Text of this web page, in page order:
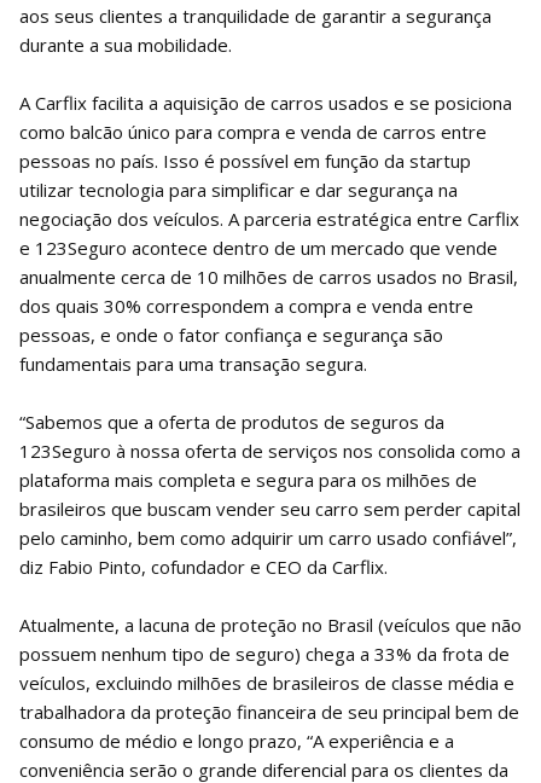
aos seus clientes a tranquilidade de garantir a segurança
durante a sua mobilidade.
A Carflix facilita a aquisição de carros usados ​e se posiciona
como balcão único para compra e venda de carros entre
pessoas no país. Isso é possível em função da startup
utilizar tecnologia para simplificar e dar segurança na
negociação dos veículos. A parceria estratégica entre Carflix
e 123Seguro acontece dentro de um mercado que vende
anualmente cerca de 10 milhões de carros usados ​​no Brasil,
dos quais 30% correspondem a compra e venda entre
pessoas, e onde o fator confiança e segurança são
fundamentais para uma transação segura.
“Sabemos que a oferta de produtos de seguros da
123Seguro à nossa oferta de serviços nos consolida como a
plataforma mais completa e segura para os milhões de
brasileiros que buscam vender seu carro sem perder capital
pelo caminho, bem como adquirir um carro usado confiável”,
diz Fabio Pinto, cofundador e CEO da Carflix.
Atualmente, a lacuna de proteção no Brasil (veículos que não
possuem nenhum tipo de seguro) chega a 33% da frota de
veículos, excluindo milhões de brasileiros de classe média e
trabalhadora da proteção financeira de seu principal bem de
consumo de médio e longo prazo, “A experiência e a
conveniência serão o grande diferencial para os clientes da